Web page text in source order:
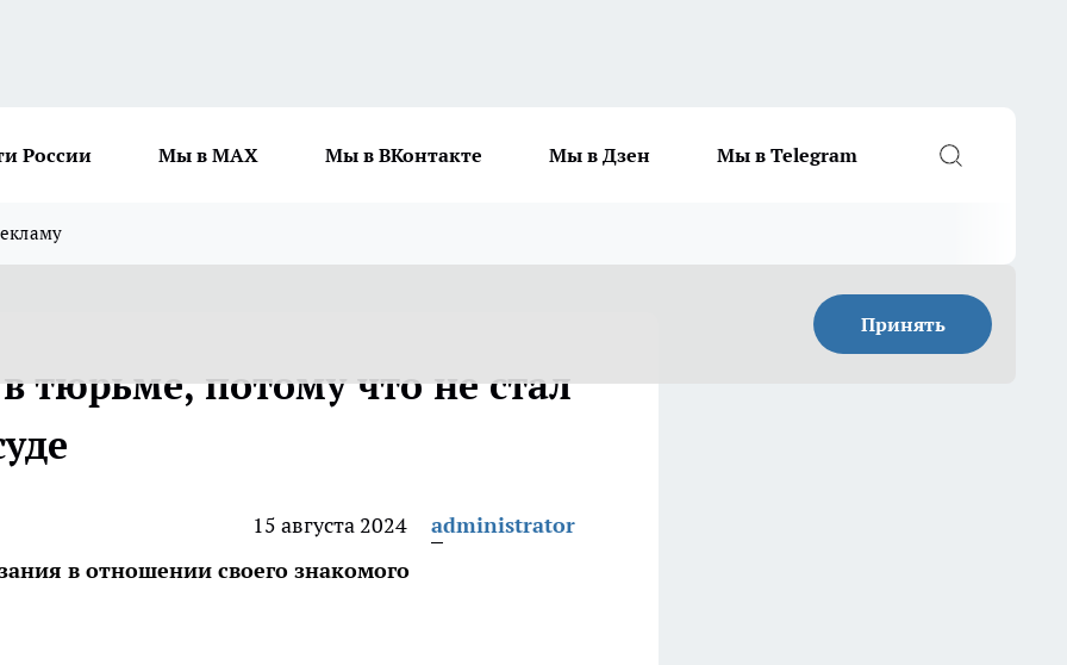
России Мы в MAX Мы в ВКонтакте Мы в Дзен Мы в Telegram
Принять
тюрьме, потому что не стал
15 августа 2024
administrator
в отношении своего знакомого